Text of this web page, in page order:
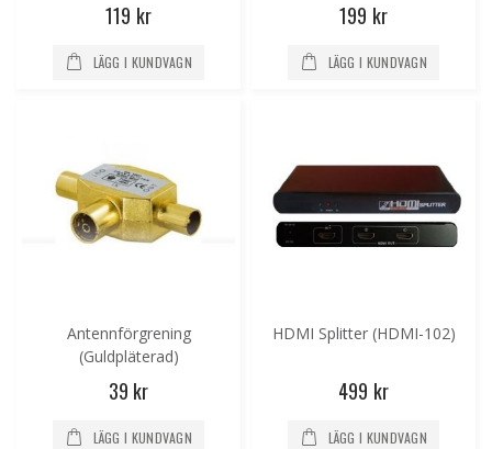
119 kr
LÄGG I KUNDVAGN
199 kr
LÄGG I KUNDVAGN
Antennförgrening
(Guldpläterad)
39 kr
LÄGG I KUNDVAGN
HDMI Splitter (HDMI-102)
499 kr
LÄGG I KUNDVAGN